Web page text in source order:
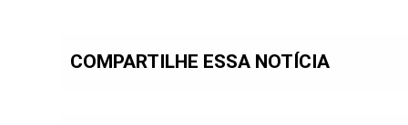
COMPARTILHE ESSA NOTÍCIA